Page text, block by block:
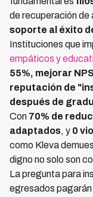
de recuperación de
soporte al éxito
Instituciones que
empáticos y
55%, mejorar
reputación de
después de
Con 70% de
adaptados, y 0
como Kleva
digno no solo son
La pregunta para
egresados